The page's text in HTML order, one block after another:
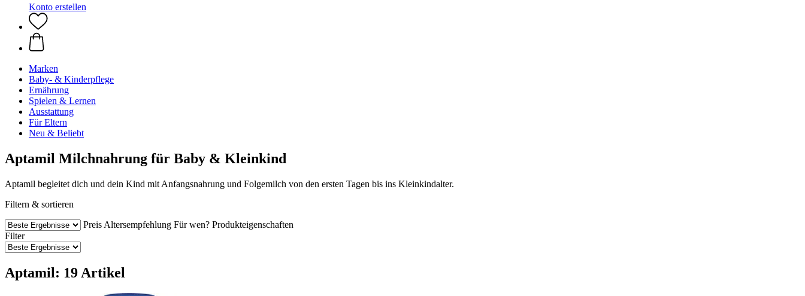
Konto erstellen
Marken
Baby- & Kinderpflege
Ernährung
Spielen & Lernen
Ausstattung
Für Eltern
Neu & Beliebt
Aptamil Milchnahrung für Baby & Kleinkind
Aptamil begleitet dich und dein Kind mit Anfangsnahrung und Folgemilch von den ersten Tagen bis ins Kleinkindalter.
Filtern & sortieren
Preis Altersempfehlung Für wen? Produkteigenschaften
Filter
Aptamil: 19 Artikel